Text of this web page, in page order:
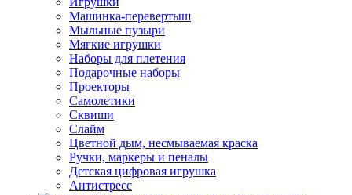
Машинка-перевертыш
Мыльные пузыри
Мягкие игрушки
Наборы для плетения
Подарочные наборы
Проекторы
Самолетики
Сквиши
Слайм
Цветной дым, несмываемая краска
Ручки, маркеры и пеналы
Детская цифровая игрушка
Антистресс